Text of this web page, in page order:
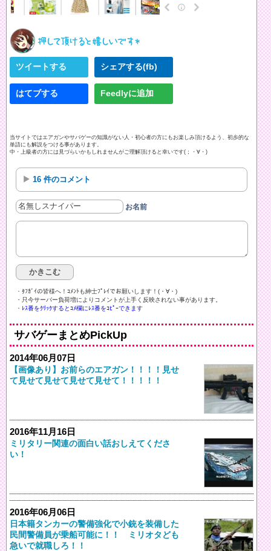
ツイートする シェアする(fb)
はてブする Feedlyに追加
当サイトではエアガンやサバゲーの知識がない人・初心者の方にもお楽しみ頂けるよう、初歩的な
単語にも解説をつける事があります。
中・上級者の方には見づらいかもしれませんがご理解頂けると幸いです(；・∀・)
16 件のコメント
お名前
・ﾀﾌｶﾞｲの皆様へ！ｺﾒﾝﾄも紳士ﾌﾟﾚｲでお願いします！(・∀・)ゞ
・只今サーバー負荷増によりコメントが上手く反映されない事があります。
・ﾚｽ番をｸﾘｯｸするとｺﾒ欄にﾚｽ番をｺﾋﾟｰできます
サバゲーまとめPickUp
2014年06月07日
【画像あり】お前らのエアガン！！！！見せ
て見せて見せて見せて見せて！！！！！
2016年11月16日
ミリタリー関連の面白い話おしえてくださ
い！
2016年06月06日
日本籍タンカーの警備強化で小銃を装備した
民間警備員が乗船可能に！！ ミリオタども
急いで就職しろ！！